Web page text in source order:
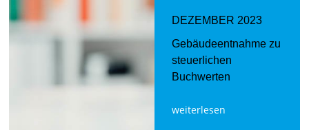
DEZEMBER 2023
Gebäudeentnahme zu
steuerlichen
Buchwerten
weiterlesen